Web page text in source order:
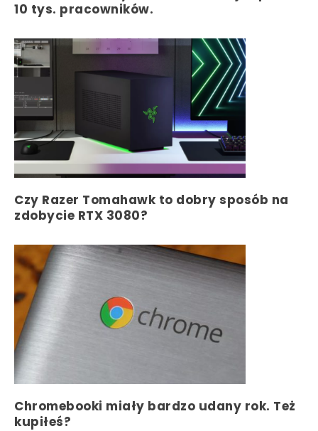
10 tys. pracowników.
Czy Razer Tomahawk to dobry sposób na
zdobycie RTX 3080?
Chromebooki miały bardzo udany rok. Też
kupiłeś?